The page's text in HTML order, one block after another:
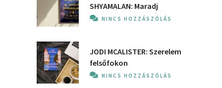
SHYAMALAN: Maradj
NINCS HOZZÁSZÓLÁS
JODI MCALISTER: Szerelem
felsőfokon
NINCS HOZZÁSZÓLÁS